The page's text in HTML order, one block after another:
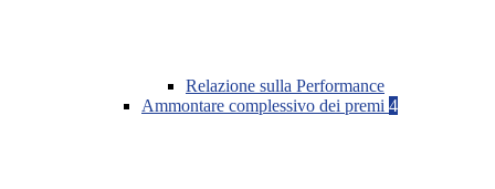
Relazione sulla Performance
Ammontare complessivo dei premi 4